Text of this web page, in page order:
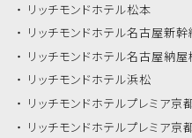
リッチモンドホテル松本
リッチモンドホテル名古屋新幹
リッチモンドホテル名古屋納屋
リッチモンドホテル浜松
リッチモンドホテルプレミア京
リッチモンドホテルプレミア京